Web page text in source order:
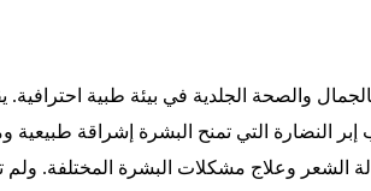
والصحة الجلدية في بيئة طبية احترافية.
النضارة التي تمنح البشرة إشراقة
الشعر وعلاج مشكلات البشرة المختلفة. ولم